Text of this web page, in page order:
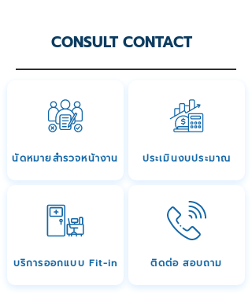
CONSULT CONTACT
นัดหมายสำรวจหน้างาน ประเมินงบประมาณ
บริการออกแบบ Fit-in ติดต่อ สอบถาม